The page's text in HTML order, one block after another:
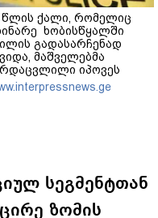
წლის ქალი, რომელიც
ხობისწყალში
გადასარჩენად
მაშველებმა
იპოვეს
სეგმენტთან
ზომის